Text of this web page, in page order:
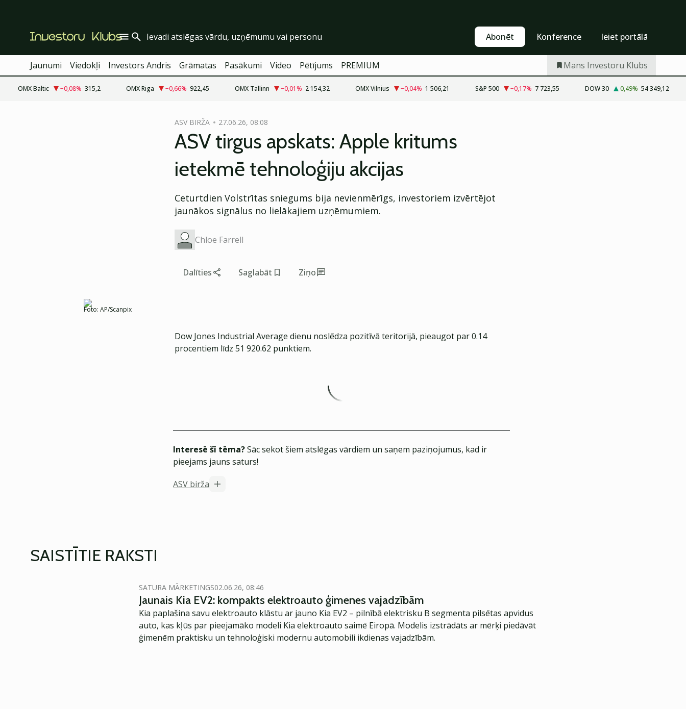
Abonēt Konference Ieiet portālā
Jaunumi Viedokļi Investors Andris Grāmatas Pasākumi Video Pētījums PREMIUM Mans Investoru Klubs
OMX Baltic −0,08% 315,2 OMX Riga −0,66% 922,45 OMX Tallinn −0,01% 2 154,32 OMX Vilnius −0,04% 1 506,21 S&P 500 −0,17% 7 723,55 DOW 30 0,49% 54 349,12
ASV BIRŽA 27.06.26, 08:08
ASV tirgus apskats: Apple kritums
ietekmē tehnoloģiju akcijas
Ceturtdien Volstrītas sniegums bija nevienmērīgs, investoriem izvērtējot
jaunākos signālus no lielākajiem uzņēmumiem.
Chloe Farrell
Dalīties Saglabāt Ziņo
Foto: AP/Scanpix
Dow Jones Industrial Average dienu noslēdza pozitīvā teritorijā, pieaugot par 0.14
procentiem līdz 51 920.62 punktiem.
Interesē šī tēma?Sāc sekot šiem atslēgas vārdiem un saņem paziņojumus, kad ir
pieejams jauns saturs!
ASV birža
SAISTĪTIE RAKSTI
SATURA MĀRKETINGS02.06.26, 08:46
Jaunais Kia EV2: kompakts elektroauto ģimenes vajadzībām
Kia paplašina savu elektroauto klāstu ar jauno Kia EV2 – pilnībā elektrisku B segmenta pilsētas apvidus
auto, kas kļūs par pieejamāko modeli Kia elektroauto saimē Eiropā. Modelis izstrādāts ar mērķi piedāvāt
ģimenēm praktisku un tehnoloģiski modernu automobili ikdienas vajadzībām.